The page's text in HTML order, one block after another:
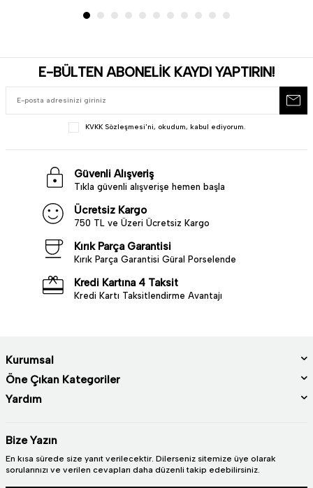
E-BÜLTEN ABONELİK KAYDI YAPTIRIN!
KVKK Sözleşmesi'ni, okudum, kabul ediyorum.
Güvenli Alışveriş
Tıkla güvenli alışverişe hemen başla
Ücretsiz Kargo
750 TL ve Üzeri Ücretsiz Kargo
Kırık Parça Garantisi
Kırık Parça Garantisi Güral Porselende
Kredi Kartına 4 Taksit
Kredi Kartı Taksitlendirme Avantajı
Kurumsal
Öne Çıkan Kategoriler
Yardım
Bize Yazın
En kısa sürede size yanıt verilecektir. Dilerseniz sitemize üye olarak
sorularınızı ve verilen cevapları daha düzenli takip edebilirsiniz.